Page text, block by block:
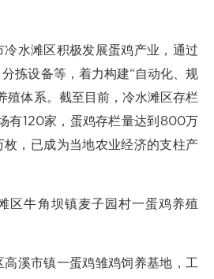
水滩区积极发展蛋鸡产业，通过
拣设备等，着力构建“自动化、规
殖体系。截至目前，冷水滩区存栏
有120家，蛋鸡存栏量达到800万
，已成为当地农业经济的支柱产
区牛角坝镇麦子园村一蛋鸡养殖
溪市镇一蛋鸡雏鸡饲养基地，工